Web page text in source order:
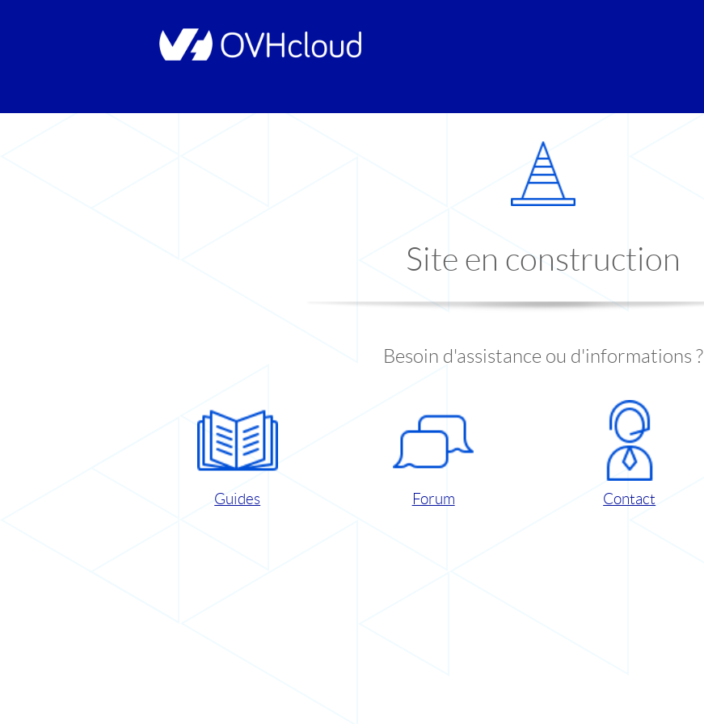
Site en construction
Besoin d'assistance ou d'informations ?
Guides Forum Contact